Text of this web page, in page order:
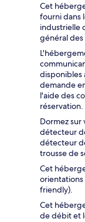
Cet
fourni dans
industrielle
général
disponibles
demande
l'aide des
réservation.
Dormez sur
détecteur
détecteur
trousse de
Cet
orientations
friendly).
Cet
de débit et